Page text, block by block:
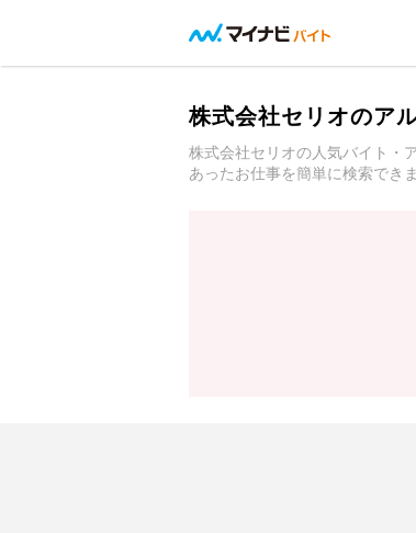
株式会社セリオのア
株式会社セリオの人気バイト・
あったお仕事を簡単に検索でき